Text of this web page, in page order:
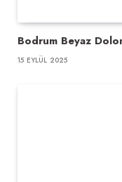
Bodrum Beyaz
15 EYLÜL 2025